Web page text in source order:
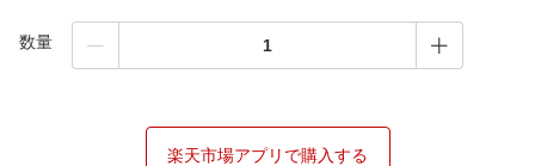
数量
楽天市場アプリで購入する